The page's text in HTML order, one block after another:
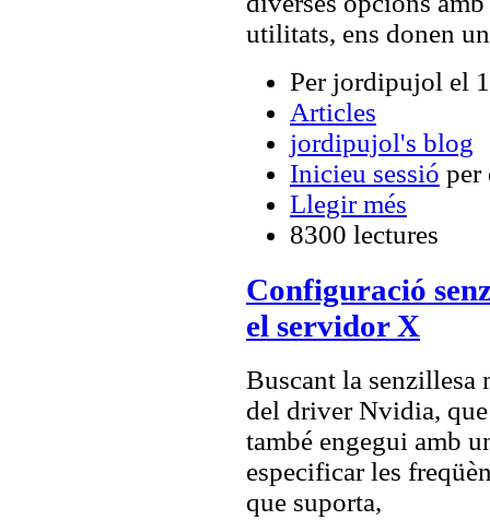
utilitats, ens donen
Per jordipujol el
Articles
jordipujol's blog
Inicieu sessió per
Llegir més
8300 lectures
Configuració
el servidor X
Buscant la
del driver Nvidia,
també engegui amb
especificar les
que suporta,